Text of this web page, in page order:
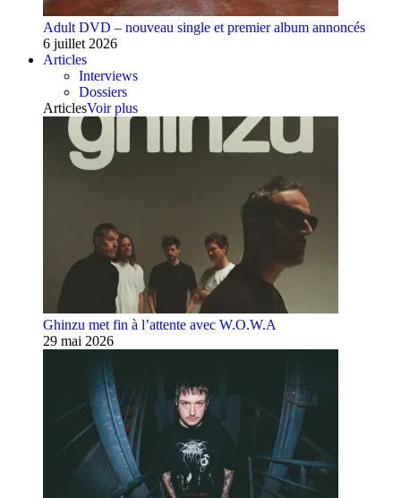
Adult DVD – nouveau single et premier album annoncés
6 juillet 2026
Articles
Interviews
Dossiers
ArticlesVoir plus
Ghinzu met fin à l’attente avec W.O.W.A
29 mai 2026